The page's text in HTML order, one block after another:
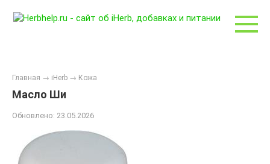
Главная → iHerb → Кожа
Масло Ши
Обновлено: 23.05.2026